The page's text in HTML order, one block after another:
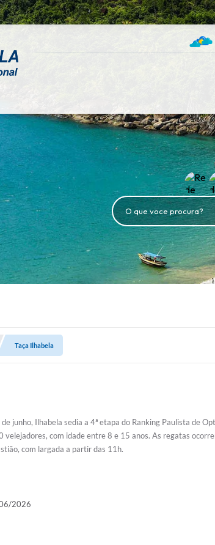
O que voce procura?
Taça Ilhabela
junho, Ilhabela sedia a 4ª etapa do Ranking Paulista de
velejadores, com idade entre 8 e 15 anos. As regatas
com largada a partir das 11h.
2026